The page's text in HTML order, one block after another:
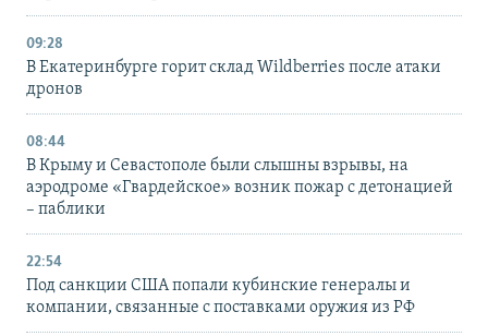
09:28
В Екатеринбурге горит склад Wildberries после атаки
дронов
08:44
В Крыму и Севастополе были слышны взрывы, на
аэродроме «Гвардейское» возник пожар с детонацией
– паблики
22:54
Под санкции США попали кубинские генералы и
компании, связанные с поставками оружия из РФ